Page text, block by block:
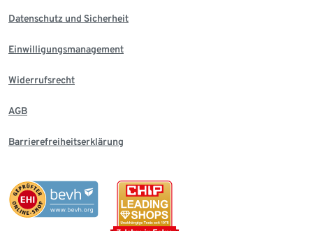
Datenschutz und Sicherheit
Einwilligungsmanagement
Widerrufsrecht
AGB
Barrierefreiheitserklärung